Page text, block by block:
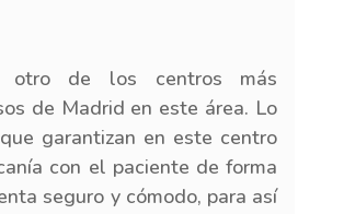
otro de los centros más
de Madrid en este área. Lo
garantizan en este centro
con el paciente de forma
seguro y cómodo, para así